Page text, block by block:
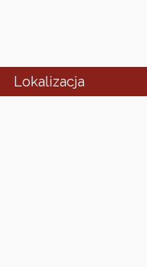
Lokalizacja